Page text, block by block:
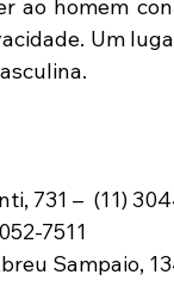
ao homem
Um
731 –  (11)
7511
Sampaio,